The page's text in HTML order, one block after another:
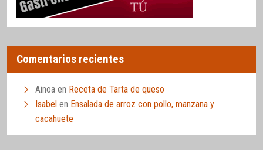
Comentarios recientes
Ainoa en Receta de Tarta de queso
Isabel en Ensalada de arroz con pollo, manzana y
cacahuete